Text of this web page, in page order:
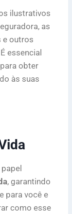
ilustrativos
as
e outros
essencial
obter
às suas
, garantindo
para você e
como esse